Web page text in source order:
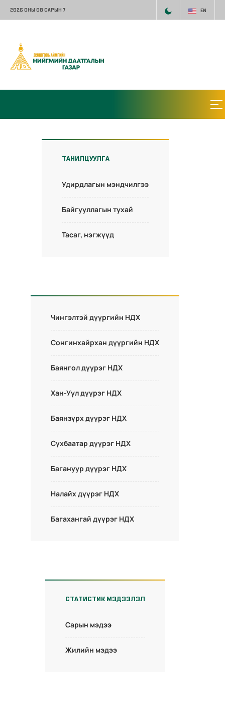
2026 ОНЫ 08 САРЫН 7 EN
ТАНИЛЦУУЛГА
Удирдлагын мэндчилгээ
Байгууллагын тухай
Тасаг, нэгжүүд
Чингэлтэй дүүргийн НДХ
Сонгинхайрхан дүүргийн НДХ
Баянгол дүүрэг НДХ
Хан-Уул дүүрэг НДХ
Баянзүрх дүүрэг НДХ
Сүхбаатар дүүрэг НДХ
Багануур дүүрэг НДХ
Налайх дүүрэг НДХ
Багахангай дүүрэг НДХ
СТАТИСТИК МЭДЭЭЛЭЛ
Сарын мэдээ
Жилийн мэдээ